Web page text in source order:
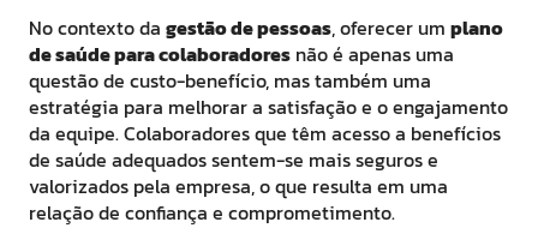
No contexto da gestão de pessoas, oferecer um plano
de saúde para colaboradores não é apenas uma
questão de custo-benefício, mas também uma
estratégia para melhorar a satisfação e o engajamento
da equipe. Colaboradores que têm acesso a benefícios
de saúde adequados sentem-se mais seguros e
valorizados pela empresa, o que resulta em uma
relação de confiança e comprometimento.